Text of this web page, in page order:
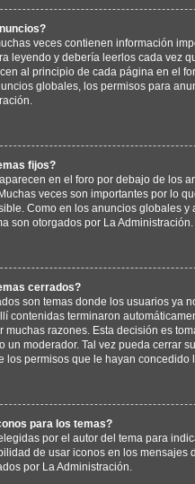
veces contienen información
leyendo y debería leerlos cada vez
al principio de cada página en el
globales, los permisos para
fijos?
en el foro por debajo de los
veces son importantes por lo
Como en los anuncios globales y
son otorgados por La Administración.
cerrados?
son temas donde los usuarios ya
contenidas terminaron
muchas razones. Esta decisión es
un moderador. Tal vez pueda cerrar
los permisos que le hayan concedido
para los temas?
por el autor del tema para
de usar iconos en los mensajes
por La Administración.